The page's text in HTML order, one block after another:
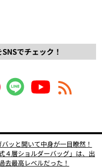
でチェック！
ッと開いて中身が一目瞭然！
４層ショルダーバッグ」は、出
去最高レベルだった！